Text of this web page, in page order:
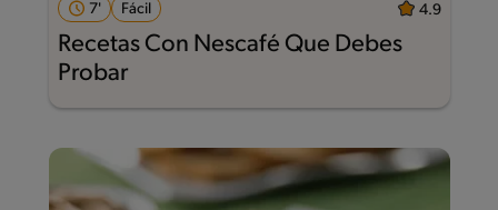
7' Fácil 4.9
Recetas Con Nescafé Que Debes
Probar